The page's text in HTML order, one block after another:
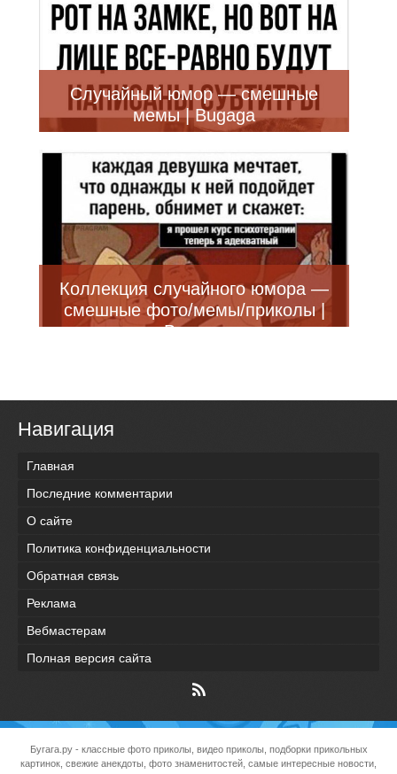
Случайный юмор — смешные
мемы | Bugaga
Коллекция случайного юмора —
смешные фото/мемы/приколы |
Bugaga
Навигация
Главная
Последние комментарии
О сайте
Политика конфиденциальности
Обратная связь
Реклама
Вебмастерам
Полная версия сайта
Бугага.ру- классные фото приколы, видео приколы, подборки прикольных
картинок, свежие анекдоты, фото знаменитостей, самые интересные новости,